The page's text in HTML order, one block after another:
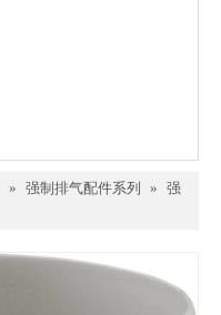
» 强制排气配件系列 » 强